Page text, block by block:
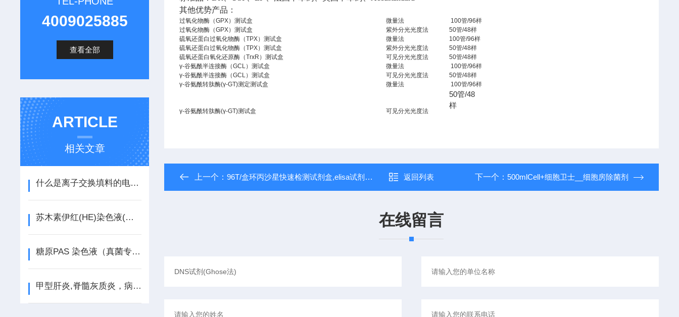
其他优势产品：
过氧化物酶（GPX）测试盒 微量法 100管/96样
过氧化物酶（GPX）测试盒 紫外分光光度法 50管/48样
硫氧还蛋白过氧化物酶（TPX）测试盒 微量法 100管/96样
硫氧还蛋白过氧化物酶（TPX）测试盒 紫外分光光度法 50管/48样
硫氧还蛋白氧化还原酶（TrxR ）测试盒 可见分光光度法 50管/48样
γ-谷氨酰半连接酶（GCL）测试盒 微量法 100管/96样
γ-谷氨酰半连接酶（GCL）测试盒 可见分光光度法 50管/48样
γ-谷氨酰转肽酶(γ-GT)测定测试盒 微量法 100管/96样
γ-谷氨酰转肽酶(γ-GT)测试盒 可见分光光度法
50管/48
样
上一个：96T/盒环丙沙星快速检测试剂盒,elisa试剂盒,代测 返回列表 下一个： 500mlCell+细胞卫士__细胞房除菌剂
在线留言
4009025885
查看全部
ARTICLE
相关文章
什么是离子交换填料的电荷基团
苏木素伊红(HE)染色液(水溶)说明书
糖原PAS 染色液（真菌专用）说明书
甲型肝炎,脊髓灰质炎，病毒检测方法